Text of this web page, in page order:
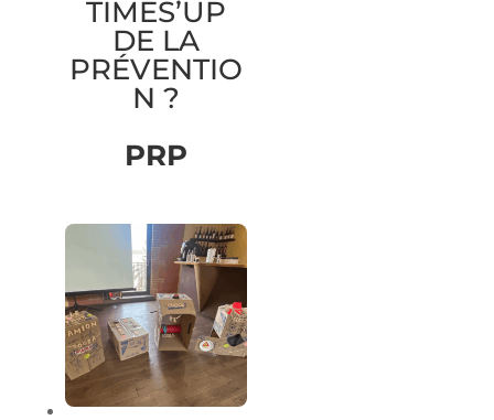
TIMES’UP
DE LA
PRÉVENTIO
N ?
PRP